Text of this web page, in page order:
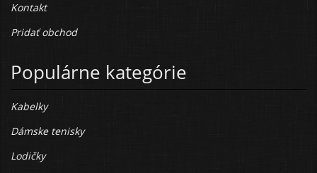
Kontakt
Pridať obchod
Populárne kategórie
Kabelky
Dámske tenisky
Lodičky